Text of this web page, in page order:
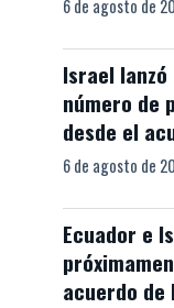
6 de agosto de
Israel
número de
desde el
6 de agosto de
Ecuador e
acuerdo